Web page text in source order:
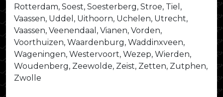
Rotterdam, Soest, Soesterberg, Stroe, Tiel,
Vaassen, Uddel, Uithoorn, Uchelen, Utrecht,
Vaassen, Veenendaal, Vianen, Vorden,
Voorthuizen, Waardenburg, Waddinxveen,
Wageningen, Westervoort, Wezep, Wierden,
Woudenberg, Zeewolde, Zeist, Zetten, Zutphen,
Zwolle